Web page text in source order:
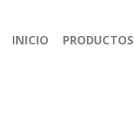
INICIO PRODUCTOS